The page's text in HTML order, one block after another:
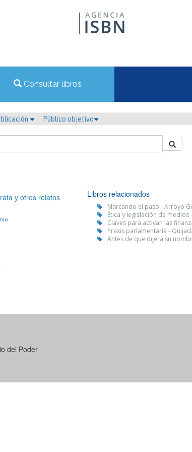
Consultar libros
Público objetivo
y otros relatos
Libros relacionados
Marcando el paso - Arroyo
Ética y legislación de medios
Claves para activan las
Praxis parlamentaria -
Antes de que dijera su
del Poder